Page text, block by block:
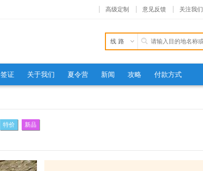
高级定制 意见反馈 关注我们
线路
签证 关于我们 夏令营 新闻 攻略 付款方式
特价
新品